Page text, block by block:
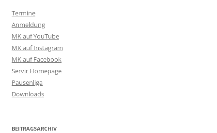
Termine
Anmeldung
MK auf YouTube
MK auf Instagram
MK auf Facebook
Servir Homepage
Pausenliga
Downloads
BEITRAGSARCHIV